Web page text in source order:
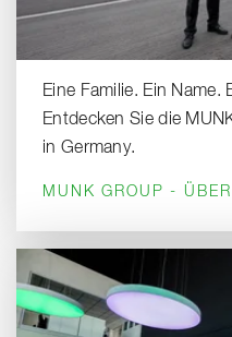
Eine Familie. Ein Name.
Entdecken Sie die
in Germany.
MUNK GROUP -